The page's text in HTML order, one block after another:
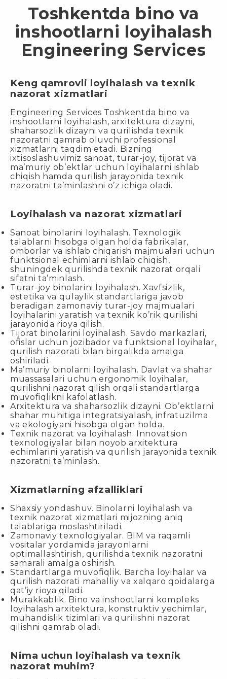
Toshkentda bino va
inshootlarni loyihalash
Engineering Services
Keng qamrovli loyihalash va texnik
nazorat xizmatlari
Engineering Services Toshkentda bino va
inshootlarni loyihalash, arxitektura dizayni,
shaharsozlik dizayni va qurilishda texnik
nazoratni qamrab oluvchi professional
xizmatlarni taqdim etadi. Bizning
ixtisoslashuvimiz sanoat, turar-joy, tijorat va
ma’muriy ob’ektlar uchun loyihalarni ishlab
chiqish hamda qurilish jarayonida texnik
nazoratni ta’minlashni o’z ichiga oladi.
Loyihalash va nazorat xizmatlari
Sanoat binolarini loyihalash. Texnologik
talablarni hisobga olgan holda fabrikalar,
omborlar va ishlab chiqarish majmualari uchun
funktsional echimlarni ishlab chiqish,
shuningdek qurilishda texnik nazorat orqali
sifatni ta’minlash.
Turar-joy binolarini loyihalash. Xavfsizlik,
estetika va qulaylik standartlariga javob
beradigan zamonaviy turar-joy majmualari
loyihalarini yaratish va texnik ko’rik qurilishi
jarayonida rioya qilish.
Tijorat binolarini loyihalash. Savdo markazlari,
ofislar uchun jozibador va funktsional loyihalar,
qurilish nazorati bilan birgalikda amalga
oshiriladi.
Ma’muriy binolarni loyihalash. Davlat va shahar
muassasalari uchun ergonomik loyihalar,
qurilishni nazorat qilish orqali standartlarga
muvofiqlikni kafolatlash.
Arxitektura va shaharsozlik dizayni. Ob’ektlarni
shahar muhitiga integratsiyalash, infratuzilma
va ekologiyani hisobga olgan holda.
Texnik nazorat va loyihalash. Innovatsion
texnologiyalar bilan noyob arxitektura
echimlarini yaratish va qurilish jarayonida texnik
nazoratni ta’minlash.
Xizmatlarning afzalliklari
Shaxsiy yondashuv. Binolarni loyihalash va
texnik nazorat xizmatlari mijozning aniq
talablariga moslashtiriladi.
Zamonaviy texnologiyalar. BIM va raqamli
vositalar yordamida jarayonlarni
optimallashtirish, qurilishda texnik nazoratni
samarali amalga oshirish.
Standartlarga muvofiqlik. Barcha loyihalar va
qurilish nazorati mahalliy va xalqaro qoidalarga
qat’iy rioya qiladi.
Murakkablik. Bino va inshootlarni kompleks
loyihalash arxitektura, konstruktiv yechimlar,
muhandislik tizimlari va qurilishni nazorat
qilishni qamrab oladi.
Nima uchun loyihalash va texnik
nazorat muhim?